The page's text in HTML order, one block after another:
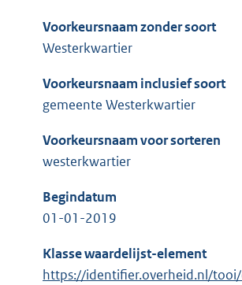
Voorkeursnaam zonder soort
Westerkwartier
Voorkeursnaam inclusief soort
gemeente Westerkwartier
Voorkeursnaam voor sorteren
westerkwartier
Begindatum
01-01-2019
Klasse waardelijst-element
https://identifier.overheid.nl/